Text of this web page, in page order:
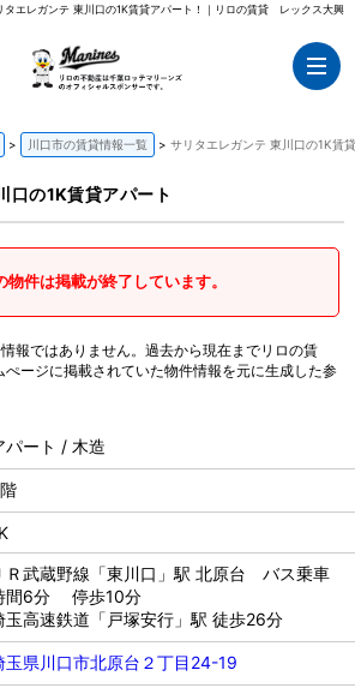
タエレガンテ 東川口の1K賃貸アパート！｜リロの賃貸 レックス大興
川口市の賃貸情報一覧 サリタエレガンテ 東川口の1K賃
口の1K賃貸アパート
物件は掲載が終了しています。
報ではありません。過去から現在までリロの賃
ージに掲載されていた物件情報を元に生成した参
パート / 木造
Ｒ武蔵野線「東川口」駅 北原台 バス乗車
間6分 停歩10分
玉高速鉄道「戸塚安行」駅 徒歩26分
玉県川口市北原台２丁目24-19